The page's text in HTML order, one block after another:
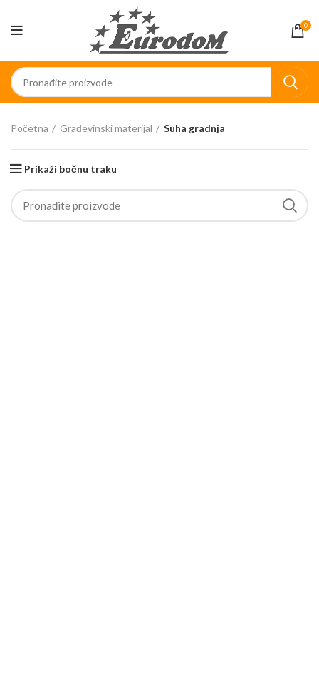
0
Početna Građevinski materijal Suha gradnja
Prikaži bočnu traku